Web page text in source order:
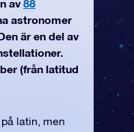
av 88
astronomer
är en del av
(från latitud
latin, men